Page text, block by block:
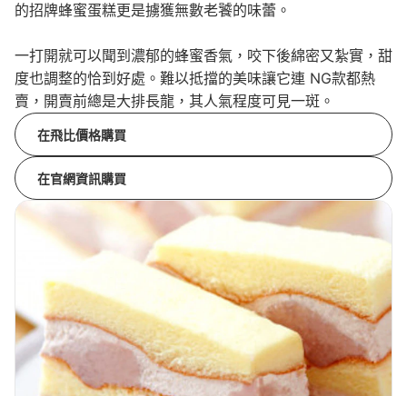
的招牌蜂蜜蛋糕更是擄獲無數老饕的味蕾。
一打開就可以聞到濃郁的蜂蜜香氣，咬下後綿密又紮實，甜
度也調整的恰到好處。難以抵擋的美味讓它連 NG款都熱
賣，開賣前總是大排長龍，其人氣程度可見一斑。
在飛比價格購買
在官網資訊購買